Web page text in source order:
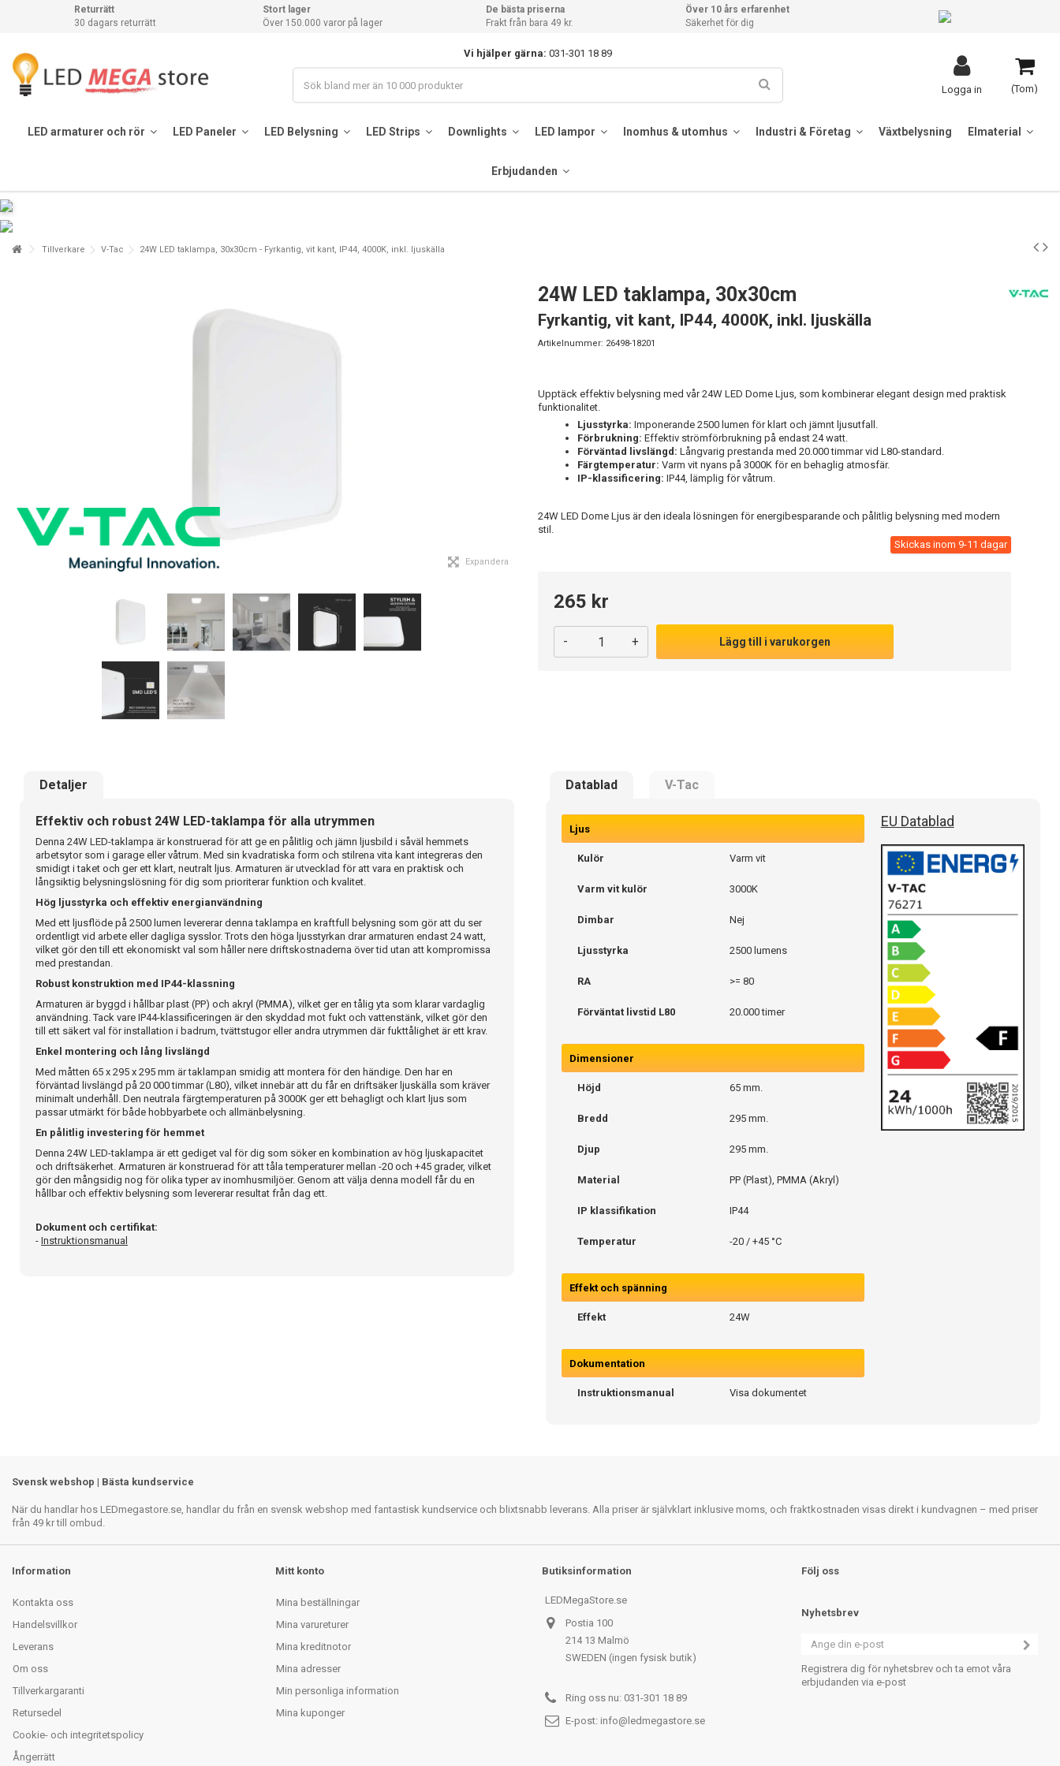
Returrätt
30 dagars returrätt
Stort lager
Över 150.000 varor på lager
De bästa priserna
Frakt från bara 49 kr.
Över 10 års erfarenhet
Säkerhet för dig
Vi hjälper gärna: 031-301 18 89
(Tom)
Logga in
LED armaturer och rör LED Paneler LED Belysning LED Strips Downlights LED lampor Inomhus & utomhus Industri & Företag Växtbelysning Elmaterial
Erbjudanden
Tillverkare V-Tac 24W LED taklampa, 30x30cm - Fyrkantig, vit kant, IP44, 4000K, inkl. ljuskälla
Expandera
24W LED taklampa, 30x30cm
Fyrkantig, vit kant, IP44, 4000K, inkl. ljuskälla
Artikelnummer: 26498-18201
Upptäck effektiv belysning med vår 24W LED Dome Ljus, som kombinerar elegant design med praktisk
funktionalitet.
Ljusstyrka: Imponerande 2500 lumen för klart och jämnt ljusutfall.
Förbrukning: Effektiv strömförbrukning på endast 24 watt.
Förväntad livslängd: Långvarig prestanda med 20.000 timmar vid L80-standard.
Färgtemperatur: Varm vit nyans på 3000K för en behaglig atmosfär.
IP-klassificering: IP44, lämplig för våtrum.
24W LED Dome Ljus är den ideala lösningen för energibesparande och pålitlig belysning med modern
stil.
Skickas inom 9-11 dagar
265 kr
- + Lägg till i varukorgen
Detaljer Datablad V-Tac
Effektiv och robust 24W LED-taklampa för alla utrymmen
Denna 24W LED-taklampa är konstruerad för att ge en pålitlig och jämn ljusbild i såväl hemmets
arbetsytor som i garage eller våtrum. Med sin kvadratiska form och stilrena vita kant integreras den
smidigt i taket och ger ett klart, neutralt ljus. Armaturen är utvecklad för att vara en praktisk och
långsiktig belysningslösning för dig som prioriterar funktion och kvalitet.
Hög ljusstyrka och effektiv energianvändning
Med ett ljusflöde på 2500 lumen levererar denna taklampa en kraftfull belysning som gör att du ser
ordentligt vid arbete eller dagliga sysslor. Trots den höga ljusstyrkan drar armaturen endast 24 watt,
vilket gör den till ett ekonomiskt val som håller nere driftskostnaderna över tid utan att kompromissa
med prestandan.
Robust konstruktion med IP44-klassning
Armaturen är byggd i hållbar plast (PP) och akryl (PMMA), vilket ger en tålig yta som klarar vardaglig
användning. Tack vare IP44-klassificeringen är den skyddad mot fukt och vattenstänk, vilket gör den
till ett säkert val för installation i badrum, tvättstugor eller andra utrymmen där fukttålighet är ett krav.
Enkel montering och lång livslängd
Med måtten 65 x 295 x 295 mm är taklampan smidig att montera för den händige. Den har en
förväntad livslängd på 20 000 timmar (L80), vilket innebär att du får en driftsäker ljuskälla som kräver
minimalt underhåll. Den neutrala färgtemperaturen på 3000K ger ett behagligt och klart ljus som
passar utmärkt för både hobbyarbete och allmänbelysning.
En pålitlig investering för hemmet
Denna 24W LED-taklampa är ett gediget val för dig som söker en kombination av hög ljuskapacitet
och driftsäkerhet. Armaturen är konstruerad för att tåla temperaturer mellan -20 och +45 grader, vilket
gör den mångsidig nog för olika typer av inomhusmiljöer. Genom att välja denna modell får du en
hållbar och effektiv belysning som levererar resultat från dag ett.
Dokument och certifikat:
- Instruktionsmanual
Ljus
Kulör Varm vit
Varm vit kulör 3000K
Dimbar Nej
Ljusstyrka 2500 lumens
RA >= 80
Förväntat livstid L80 20.000 timer
Dimensioner
Höjd 65 mm.
Bredd 295 mm.
Djup 295 mm.
Material PP (Plast), PMMA (Akryl)
IP klassifikation IP44
Temperatur -20 / +45 °C
Effekt och spänning
Effekt 24W
Dokumentation
Instruktionsmanual Visa dokumentet
EU Datablad
Svensk webshop | Bästa kundservice
När du handlar hos LEDmegastore.se, handlar du från en svensk webshop med fantastisk kundservice och blixtsnabb leverans. Alla priser är självklart inklusive moms, och fraktkostnaden visas direkt i kundvagnen – med priser
från 49 kr till ombud.
Information
Kontakta oss
Handelsvillkor
Leverans
Om oss
Tillverkargaranti
Retursedel
Cookie- och integritetspolicy
Ångerrätt
Mitt konto
Mina beställningar
Mina varureturer
Mina kreditnotor
Mina adresser
Min personliga information
Mina kuponger
Butiksinformation
LEDMegaStore.se
Postia 100
214 13 Malmö
SWEDEN (ingen fysisk butik)
Ring oss nu: 031-301 18 89
E-post: info@ledmegastore.se
Följ oss
Nyhetsbrev
Registrera dig för nyhetsbrev och ta emot våra
erbjudanden via e-post